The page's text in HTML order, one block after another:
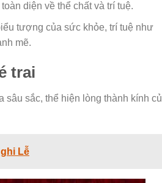
diện về thể chất và trí tuệ.
tượng của sức khỏe, trí tuệ như
mẽ.
trai
sâu sắc, thể hiện lòng thành kính
Lễ